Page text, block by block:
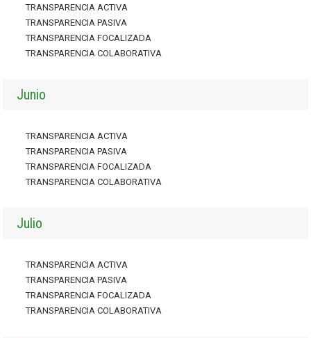
TRANSPARENCIA ACTIVA
TRANSPARENCIA PASIVA
TRANSPARENCIA FOCALIZADA
TRANSPARENCIA COLABORATIVA
Junio
TRANSPARENCIA ACTIVA
TRANSPARENCIA PASIVA
TRANSPARENCIA FOCALIZADA
TRANSPARENCIA COLABORATIVA
Julio
TRANSPARENCIA ACTIVA
TRANSPARENCIA PASIVA
TRANSPARENCIA FOCALIZADA
TRANSPARENCIA COLABORATIVA